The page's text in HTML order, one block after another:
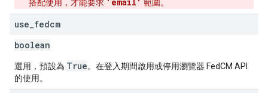
搭配使用，才能要求 範圍。
use fedcm
boolean
選用，預設為 True。在登入期間啟用或停用瀏覽器 FedCM API
的使用。